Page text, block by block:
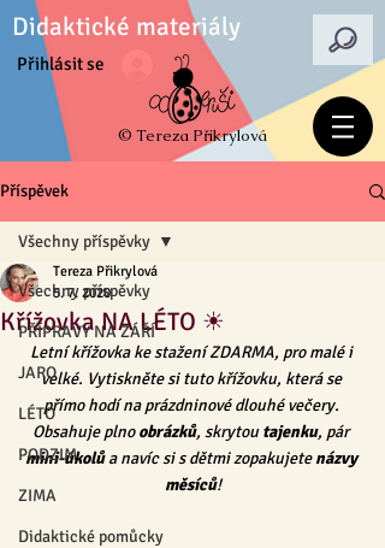
Didaktické materiály
Přihlásit se
© Tereza Přikrylová
Příspěvek
Všechny příspěvky
PŘÍPRAVY NA ZÁŘÍ
JARO
LÉTO
PODZIM
ZIMA
Didaktické pomůcky
Všechny příspěvky
Křížovka NA LÉTO ☀
Tereza Přikrylová
5. 7. 2020
Letní křížovka ke stažení ZDARMA, pro malé i
velké. Vytiskněte si tuto křížovku, která se
přímo hodí na prázdninové dlouhé večery.
Obsahuje plno obrázků, skrytou tajenku, pár
mini-úkolů a navíc si s dětmi zopakujete názvy
měsíců!